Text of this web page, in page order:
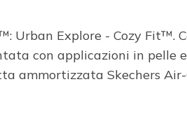
Urban Explore - Cozy Fit™.
con applicazioni in pelle
ammortizzata Skechers